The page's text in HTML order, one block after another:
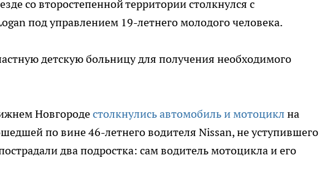
со второстепенной территории столкнулся с
под управлением 19-летнего молодого человека.
детскую больницу для получения необходимого
Новгородестолкнулись автомобиль и мотоцикл на
по вине 46-летнего водителя Nissan, не уступившего
два подростка: сам водитель мотоцикла и его